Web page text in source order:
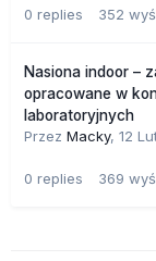
0 replies 352
Nasiona indoor –
opracowane w
laboratoryjnych
Przez Macky, 12
0 replies 369